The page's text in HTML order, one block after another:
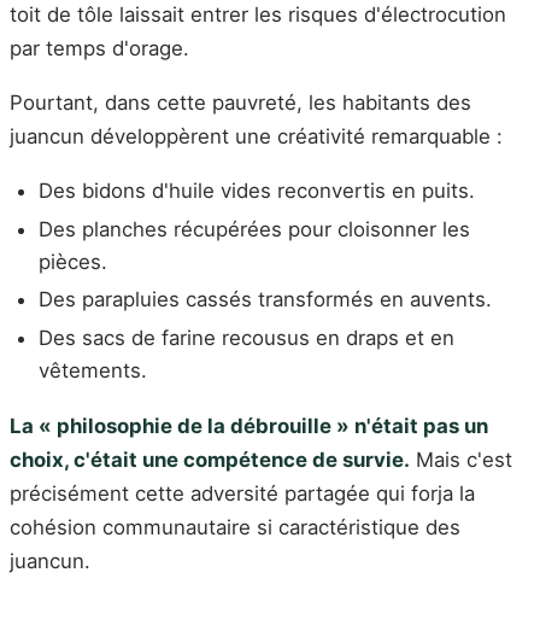
toit de tôle laissait entrer les risques d'électrocution
par temps d'orage.
Pourtant, dans cette pauvreté, les habitants des
juancun développèrent une créativité remarquable :
Des bidons d'huile vides reconvertis en puits.
Des planches récupérées pour cloisonner les
pièces.
Des parapluies cassés transformés en auvents.
Des sacs de farine recousus en draps et en
vêtements.
La « philosophie de la débrouille » n'était pas un
choix, c'était une compétence de survie. Mais c'est
précisément cette adversité partagée qui forja la
cohésion communautaire si caractéristique des
juancun.